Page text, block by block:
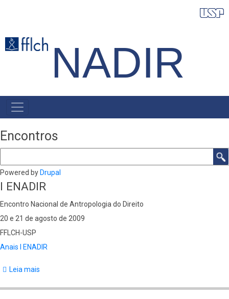
conteúdo
NADIR
NAVEGAÇÃO
PRINCIPAL
Encontros
Powered by Drupal
I ENADIR
Encontro Nacional de Antropologia do Direito
20 e 21 de agosto de 2009
FFLCH-USP
Anais I ENADIR
Leia mais